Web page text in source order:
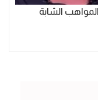
الشابة